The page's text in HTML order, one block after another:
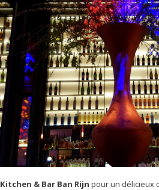
Kitchen & Bar Ban Rijn pour un délicieux